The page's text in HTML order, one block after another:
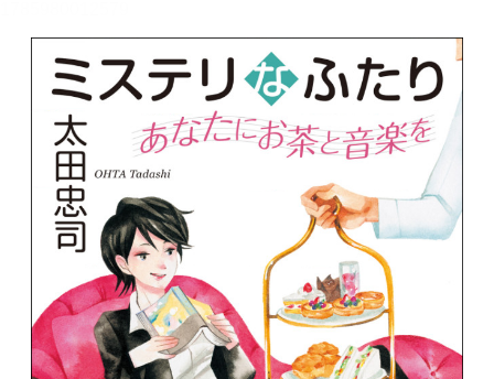
書誌情報
この作品の書誌情報を表示します。
目次・しおり・メモ
目次・しおり・メモを一覧で表示します。
本文検索
本文内から文字を検索します。
自動ページ送り
一定時間経つ毎に自動でページを送ります。
リーダー設定
文字サイズ、エフェクトの変更などを行います。